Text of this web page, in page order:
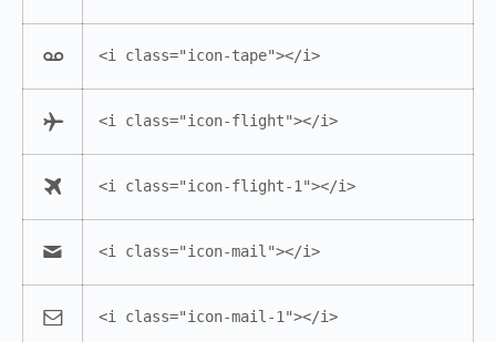
<i class="icon-tape"></i>
<i class="icon-flight"></i>
<i class="icon-flight-1"></i>
<i class="icon-mail"></i>
<i class="icon-mail-1"></i>